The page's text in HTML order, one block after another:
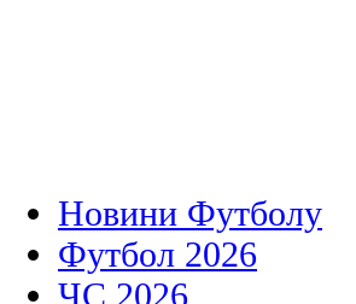
Новини Футболу
Футбол 2026
ЧС 2026